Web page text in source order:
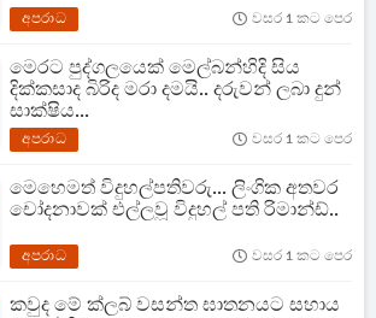
අපරාධ වසර 1 කට පෙර
මෙරට පුද්ගලයෙක් මෙල්බන්හිදි සිය
දික්කසාද බිරිද මරා දමයි.. දරුවන් ලබා දුන්
සාක්ෂිය...
අපරාධ වසර 1 කට පෙර
මෙහෙමත් විදුහල්පතිවරු... ලිංගික අතවර
චෝදනාවක් එල්ලවූ විදුහල් පති රිමාන්ඩ්..
අපරාධ වසර 1 කට පෙර
කවුද මේ ක්ලබ් වසන්ත ඝාතනයට සහාය